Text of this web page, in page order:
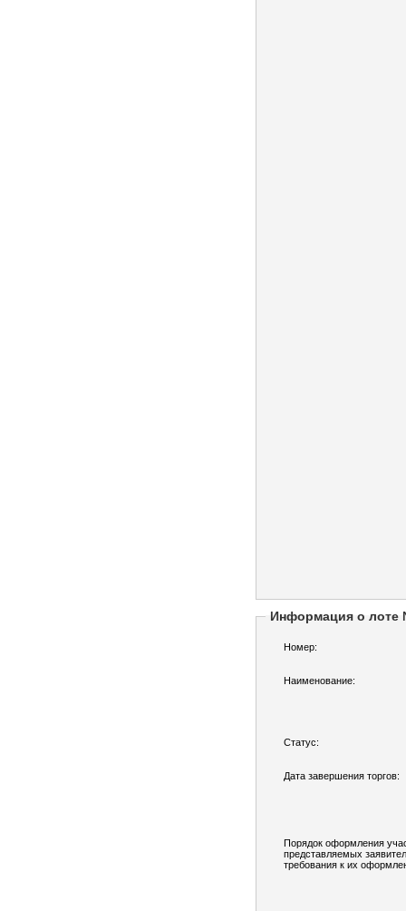
Информация о лоте
Номер:
Наименование:
Статус:
Дата завершения торгов:
Порядок оформления
представляемых
требования к их